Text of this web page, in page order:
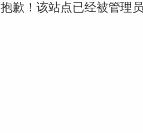
抱歉！该站点已经被管理